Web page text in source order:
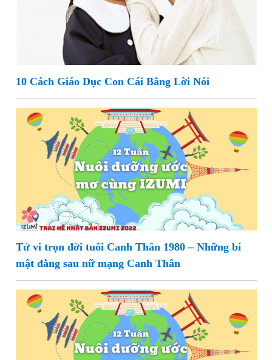
10 Cách Giáo Dục Con Cái Bằng Lời Nói
Tử vi trọn đời tuổi Canh Thân 1980 – Những bí
mật đằng sau nữ mạng Canh Thân